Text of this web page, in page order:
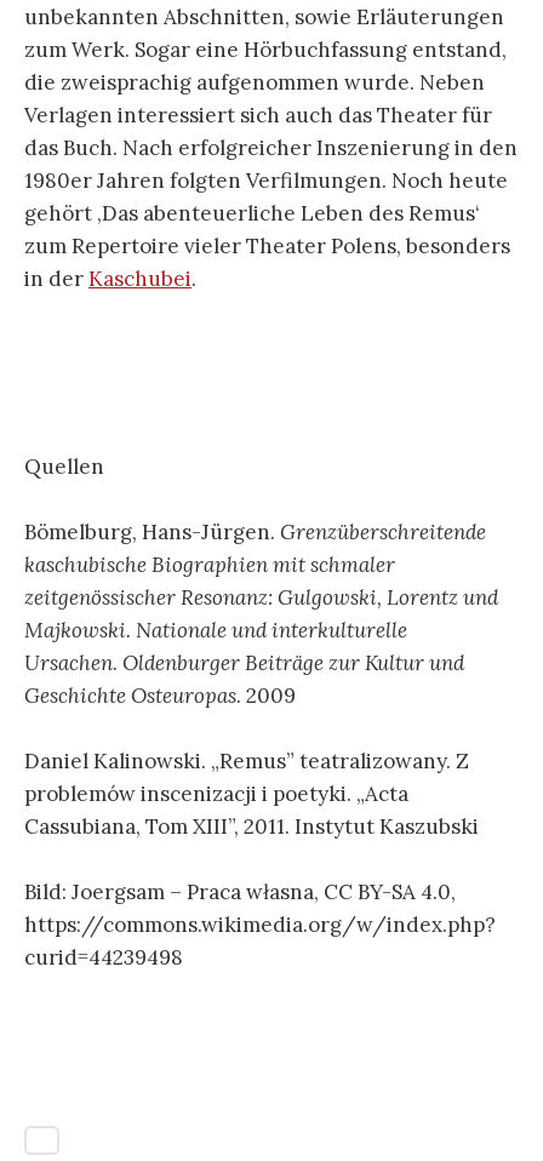
unbekannten Abschnitten, sowie Erläuterungen
zum Werk. Sogar eine Hörbuchfassung entstand,
die zweisprachig aufgenommen wurde. Neben
Verlagen interessiert sich auch das Theater für
das Buch. Nach erfolgreicher Inszenierung in den
1980er Jahren folgten Verfilmungen. Noch heute
gehört ‚Das abenteuerliche Leben des Remus‘
zum Repertoire vieler Theater Polens, besonders
in derKaschubei.
Quellen
Bömelburg, Hans-Jürgen. Grenzüberschreitende
kaschubische Biographien mit schmaler
zeitgenössischer Resonanz: Gulgowski, Lorentz und
Majkowski. Nationale und interkulturelle
Ursachen. Oldenburger Beiträge zur Kultur und
Geschichte Osteuropas. 2009
Daniel Kalinowski. „Remus” teatralizowany. Z
problemów inscenizacji i poetyki. „Acta
Cassubiana, Tom XIII”, 2011. Instytut Kaszubski
Bild: Joergsam – Praca własna, CC BY-SA 4.0,
https://commons.wikimedia.org/w/index.php?
curid=44239498